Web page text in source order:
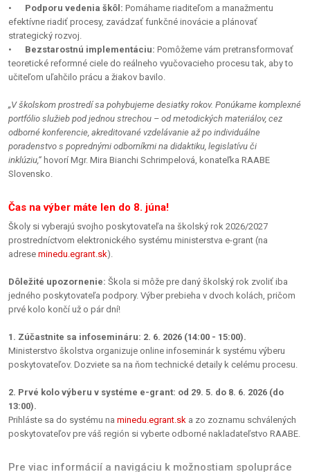
•
Podporu vedenia škôl: Pomáhame riaditeľom a manažmentu
efektívne riadiť procesy, zavádzať funkčné inovácie a plánovať
strategický rozvoj.
•
Bezstarostnú implementáciu: Pomôžeme vám pretransformovať
teoretické reformné ciele do reálneho vyučovacieho procesu tak, aby to
učiteľom uľahčilo prácu a žiakov bavilo.
„V školskom prostredí sa pohybujeme desiatky rokov. Ponúkame komplexné
portfólio služieb pod jednou strechou – od metodických materiálov, cez
odborné konferencie, akreditované vzdelávanie až po individuálne
poradenstvo s poprednými odborníkmi na didaktiku, legislatívu či
inklúziu,“ hovorí Mgr. Mira Bianchi Schrimpelová, konateľka RAABE
Slovensko.
Čas na výber máte len do 8. júna!
Školy si vyberajú svojho poskytovateľa na školský rok 2026/2027
prostredníctvom elektronického systému ministerstva e-grant (na
adrese minedu.egrant.sk).
Dôležité upozornenie: Škola si môže pre daný školský rok zvoliť iba
jedného poskytovateľa podpory. Výber prebieha v dvoch kolách, pričom
prvé kolo končí už o pár dní!
1. Zúčastnite sa infosemináru: 2. 6. 2026 (14:00 - 15:00).
Ministerstvo školstva organizuje online infoseminár k systému výberu
poskytovateľov. Dozviete sa na ňom technické detaily k celému procesu.
2. Prvé kolo výberu v systéme e-grant: od 29. 5. do 8. 6. 2026 (do
13:00).
Prihláste sa do systému na minedu.egrant.sk a zo zoznamu schválených
poskytovateľov pre váš región si vyberte odborné nakladateľstvo RAABE.
Pre viac informácií a navigáciu k možnostiam spolupráce